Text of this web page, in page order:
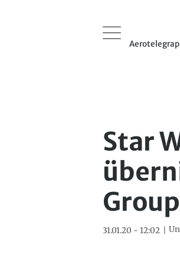
Star
Group
31.01.20 - 12:02